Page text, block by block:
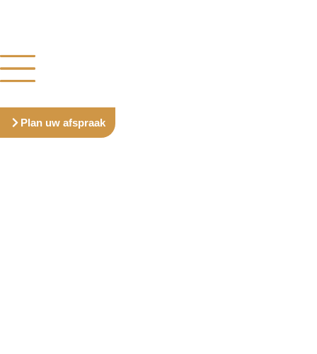
Plan uw afspraak